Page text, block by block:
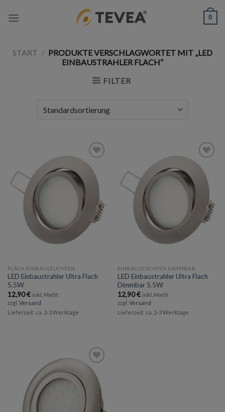
0
START / PRODUKTE VERSCHLAGWORTET MIT „LED
EINBAUSTRAHLER FLACH“
FILTER
Add to
wishlist
FLACH EINBAULEUCHTEN
LED Einbaustrahler Ultra Flach
5.5W
12,90€ inkl. MwSt
zzgl. Versand
Lieferzeit: ca. 2-3 Werktage
Add to
wishlist
EINBAULEUCHTEN DIMMBAR
LED Einbaustrahler Ultra Flach
Dimmbar 5.5W
12,90€ inkl. MwSt
zzgl. Versand
Lieferzeit: ca. 2-3 Werktage
Add to
wishlist